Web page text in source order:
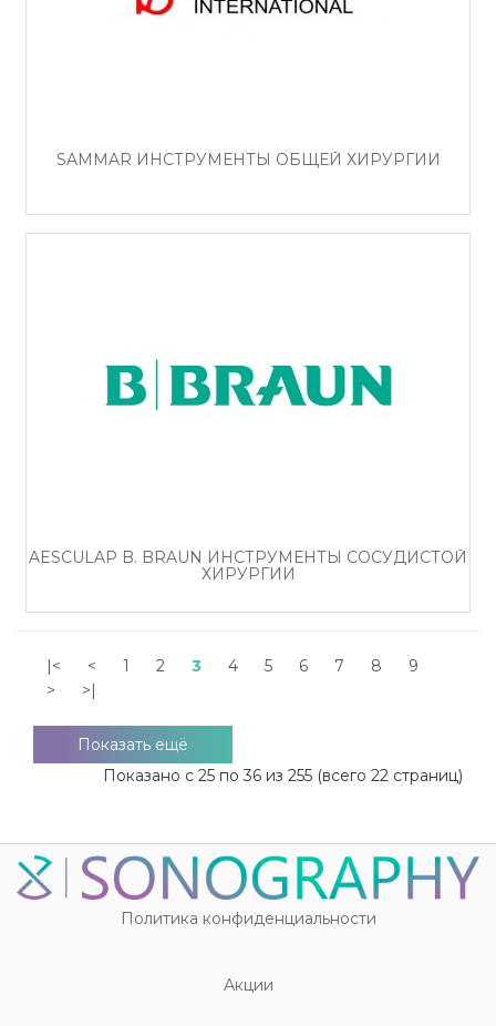
SAMMAR ИНСТРУМЕНТЫ ОБЩЕЙ ХИРУРГИИ
AESCULAP B. BRAUN ИНСТРУМЕНТЫ СОСУДИСТОЙ
ХИРУРГИИ
|< < 1 2 3 4 5 6 7 8
9
>
>|
Показать ещё
Показано с 25 по 36 из 255 (всего 22 страниц)
Политика конфиденциальности
Акции